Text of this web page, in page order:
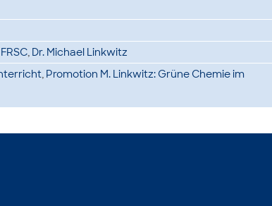
, Dr. Michael Linkwitz
, Promotion M. Linkwitz: Grüne Chemie im